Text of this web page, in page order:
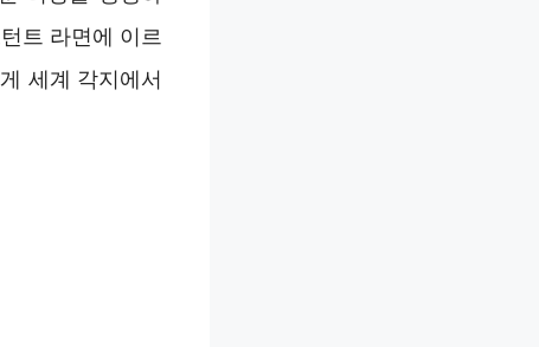
트 라면에 이르
세계 각지에서